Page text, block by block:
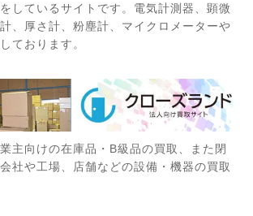
しているサイトです。電気計測器、顕微
、厚さ計、粉塵計、マイクロメーターや
ております。
主向けの在庫品・B級品の買取、また閉
社や工場、店舗などの設備・機器の買取